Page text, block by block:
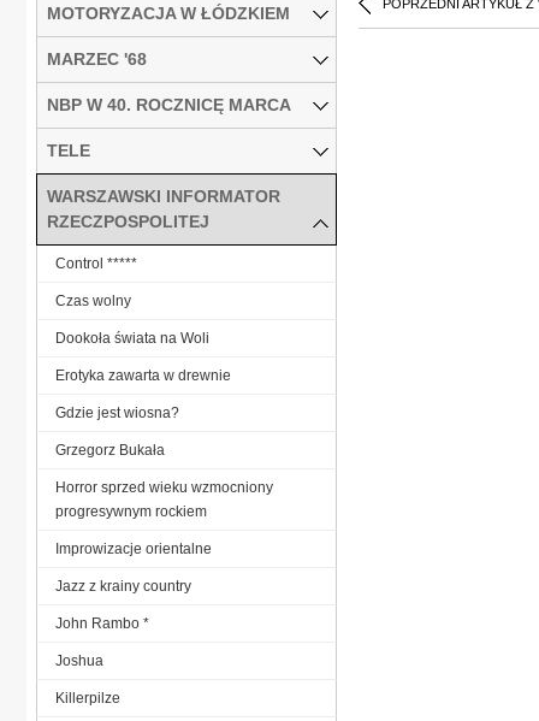
POPRZEDNI ARTYKUŁ Z
MOTORYZACJA W ŁÓDZKIEM
MARZEC '68
NBP W 40. ROCZNICĘ MARCA
TELE
WARSZAWSKI INFORMATOR
RZECZPOSPOLITEJ
Control *****
Czas wolny
Dookoła świata na Woli
Erotyka zawarta w drewnie
Gdzie jest wiosna?
Grzegorz Bukała
Horror sprzed wieku wzmocniony
progresywnym rockiem
Improwizacje orientalne
Jazz z krainy country
John Rambo *
Joshua
Killerpilze